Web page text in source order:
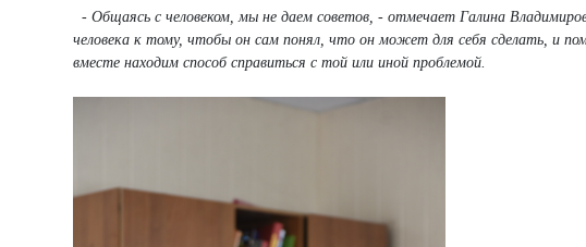
- Общаясь с человеком, мы не даем советов, - отмечает Галина
человека к тому, чтобы он сам понял, что он может для себя сделать, и
вместе находим способ справиться с той или иной проблемой.